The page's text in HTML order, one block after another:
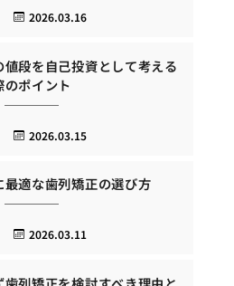
2026.03.16
段を自己投資として考える
のポイント
2026.03.15
適な歯列矯正の選び方
2026.03.11